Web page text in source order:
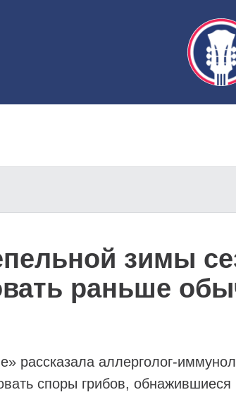
зимы
раньше
рассказала аллерголог-
споры грибов,